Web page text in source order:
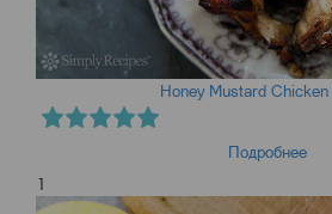
Honey Mustard Chicken
Подробнее
1